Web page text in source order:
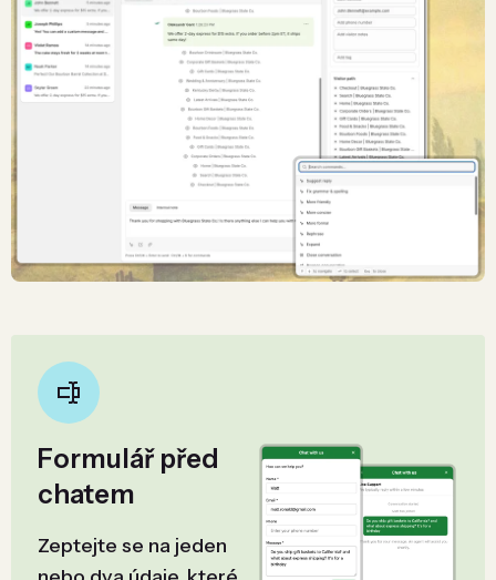
Formulář před
chatem
Zeptejte se na jeden